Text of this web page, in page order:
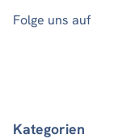
Folge uns auf
Kategorien